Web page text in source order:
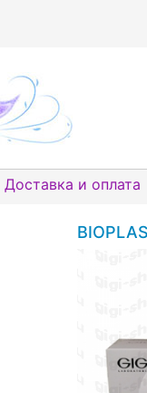
Доставка и оплата